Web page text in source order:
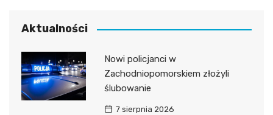
Aktualności
Nowi policjanci w
Zachodniopomorskiem złożyli
ślubowanie
7 sierpnia 2026